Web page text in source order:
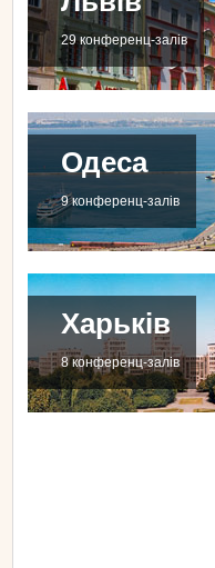
29 конференц-залів
Одеса
9 конференц-залів
Харьків
8 конференц-залів